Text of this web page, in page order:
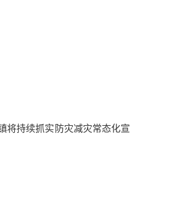
将持续抓实防灾减灾常态化宣